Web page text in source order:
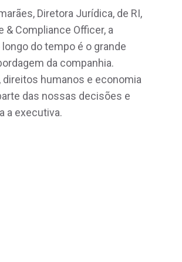
Diretora Jurídica, de RI,
& Compliance Officer, a
do tempo é o grande
da companhia.
direitos humanos e economia
das nossas decisões e
a executiva.